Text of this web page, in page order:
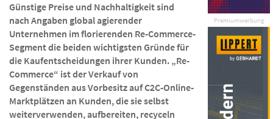
Premiumwerbung
Günstige Preise und Nachhaltigkeit sind
nach Angaben global agierender
Unternehmen im florierenden Re-Commerce-
Segment die beiden wichtigsten Gründe für
die Kaufentscheidungen ihrer Kunden. „Re-
Commerce“ ist der Verkauf von
Gegenständen aus Vorbesitz auf C2C-Online-
Marktplätzen an Kunden, die sie selbst
weiterverwenden, aufbereiten, recyceln